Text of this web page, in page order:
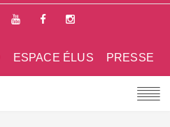
PRESSE
ESPACE ÉLUS